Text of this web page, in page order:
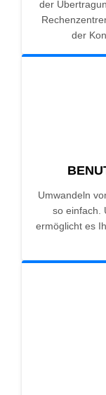
der
der
Umwandeln
so einfach.
ermöglicht es